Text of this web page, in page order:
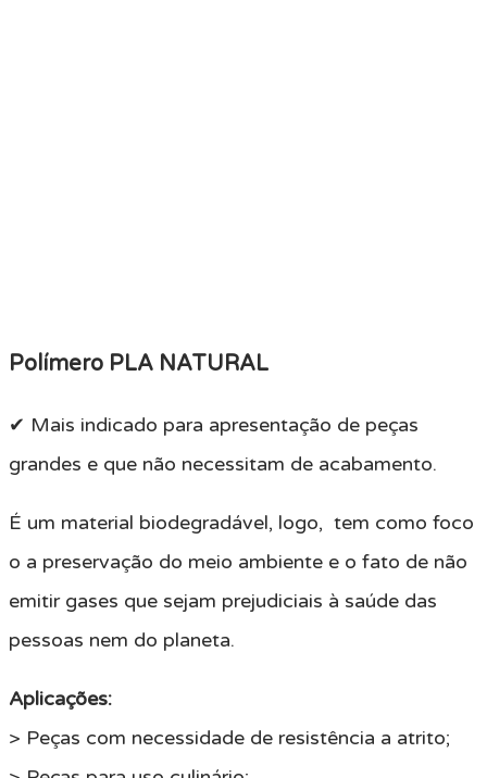
Polímero PLA NATURAL
✔ Mais indicado para apresentação de peças
grandes e que não necessitam de acabamento.
É um material biodegradável, logo, tem como foco
o a preservação do meio ambiente e o fato de não
emitir gases que sejam prejudiciais à saúde das
pessoas nem do planeta.
Aplicações:
> Peças com necessidade de resistência a atrito;